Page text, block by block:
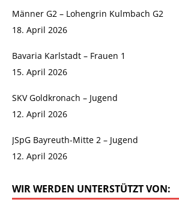
Männer G2 – Lohengrin Kulmbach G2
18. April 2026
Bavaria Karlstadt – Frauen 1
15. April 2026
SKV Goldkronach – Jugend
12. April 2026
JSpG Bayreuth-Mitte 2 – Jugend
12. April 2026
WIR WERDEN UNTERSTÜTZT VON: